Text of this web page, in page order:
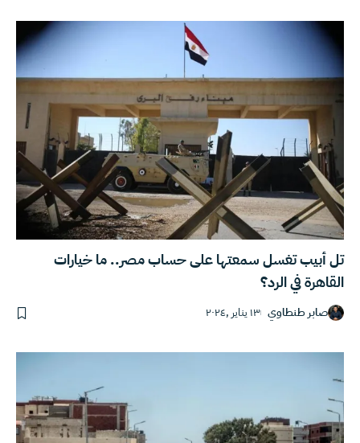
تل أبيب تغسل سمعتها على حساب مصر.. ما خيارات
القاهرة في الرد؟
صابر طنطاوي ١٣ يناير ,٢٠٢٤